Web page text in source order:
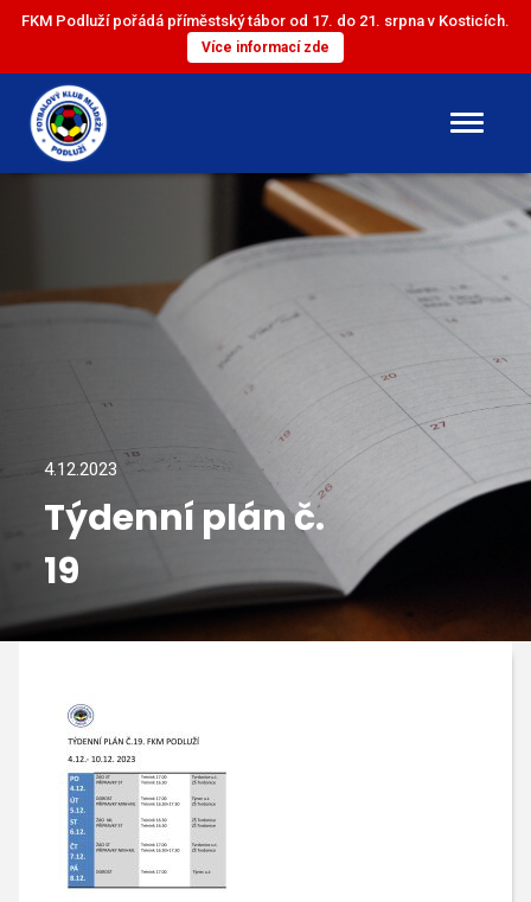
FKM Podluží pořádá příměstský tábor od 17. do 21. srpna v Kosticích.
Více informací zde
DOROST
ML. ŽÁCI
ST. PŘÍPRAVKA
ML. PŘÍPRAVKA
MINI
GALERIE
4.12.2023
Týdenní plán č.
19